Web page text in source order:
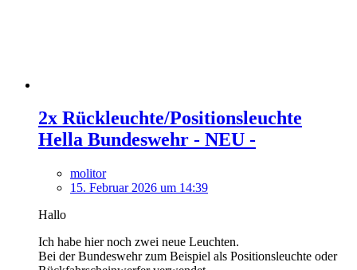
2x Rückleuchte/Positionsleuchte
Hella Bundeswehr - NEU -
molitor
15. Februar 2026 um 14:39
Hallo
Ich habe hier noch zwei neue Leuchten.
Bei der Bundeswehr zum Beispiel als Positionsleuchte oder